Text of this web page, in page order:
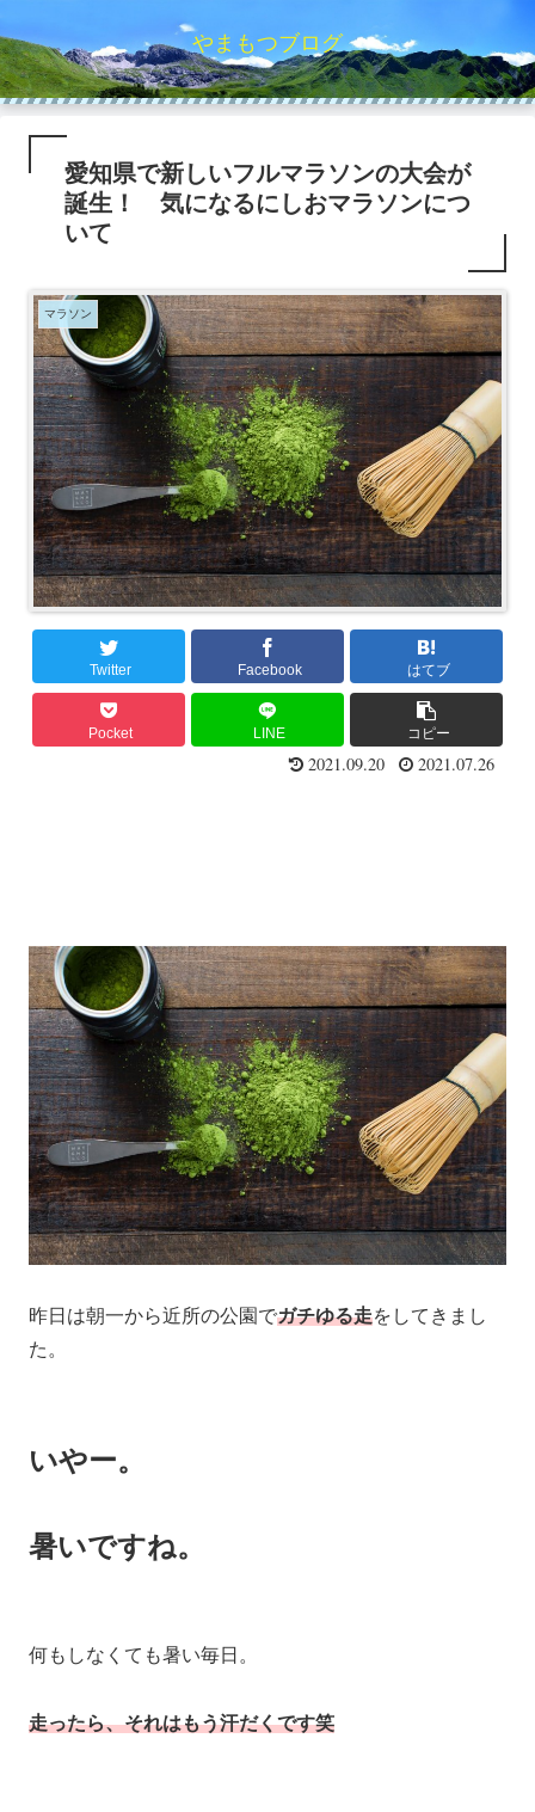
やまもつブログ
愛知県で新しいフルマラソンの大会が
誕生！ 気になるにしおマラソンにつ
いて
マラソン
Twitter Facebook はてブ
Pocket LINE コピー
2021.09.20 2021.07.26
昨日は朝一から近所の公園でガチゆる走をしてきまし
た。
いやー。
暑いですね。
何もしなくても暑い毎日。
走ったら、それはもう汗だくです笑